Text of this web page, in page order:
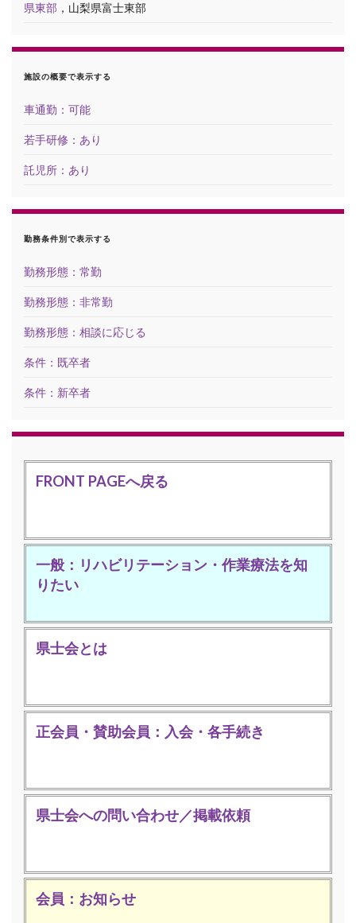
県東部 ，山梨県富士東部
施設の概要で表示する
車通勤：可能
若手研修：あり
託児所：あり
勤務条件別で表示する
勤務形態：常勤
勤務形態：非常勤
勤務形態：相談に応じる
条件：既卒者
条件：新卒者
FRONT PAGEへ戻る
一般：リハビリテーション・作業療法を知
りたい
県士会とは
正会員・賛助会員：入会・各手続き
県士会への問い合わせ／掲載依頼
会員：お知らせ